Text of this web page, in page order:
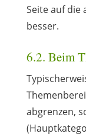
Seite auf die
besser.
6.2. Beim
abgrenzen,